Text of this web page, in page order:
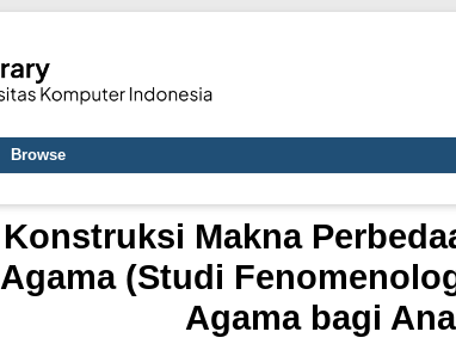
Browse
Konstruksi Makna
Agama (Studi
Agama bagi